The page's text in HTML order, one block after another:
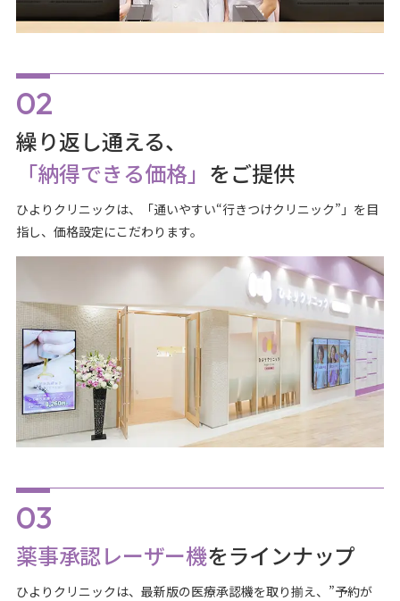
繰り返し通える、
「納得できる価格」 をご提供
ひよりクリニックは、「通いやすい“行きつけクリニック”」を目
指し、価格設定にこだわります。
薬事承認レーザー機をラインナップ
ひよりクリニックは、最新版の医療承認機を取り揃え、”予約が